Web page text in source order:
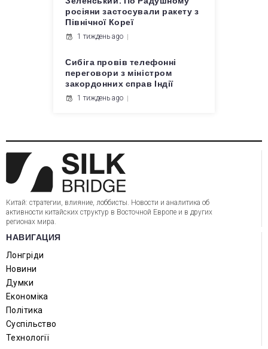
росіяни застосували ракету з
Північної Кореї
1 тиждень ago
Сибіга провів телефонні
переговори з міністром
закордонних справ Індії
1 тиждень ago
Китай: стратегии, влияние, лоббисты. Новости и аналитика об
активности китайских структур в Восточной Европе и в других
регионах мира.
НАВИГАЦИЯ
Лонгріди
Новини
Думки
Економіка
Політика
Суспільство
Технології